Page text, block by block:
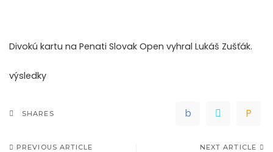
Divokú kartu na Penati Slovak Open vyhral Lukáš Zušťák.
výsledky
SHARES
PREVIOUS ARTICLE NEXT ARTICLE